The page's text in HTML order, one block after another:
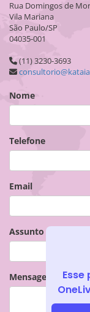
Rua Domingos de
Vila Mariana
São Paulo/SP
04035-001
(11) 3230-3693
Nome
Telefone
Email
Assunto
Mensagem